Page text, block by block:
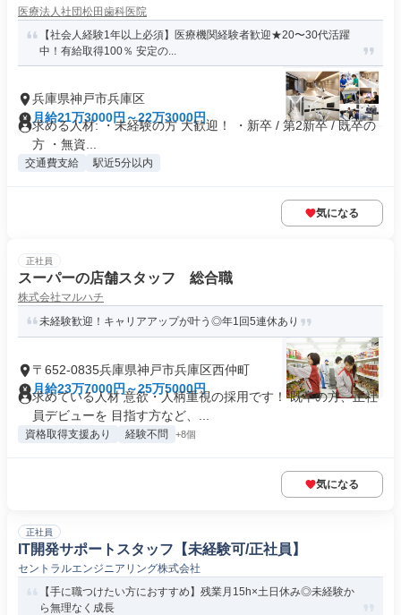
医療法人社団松田歯科医院
【社会人経験1年以上必須】医療機関経験者歓迎★20〜30代活躍
中！有給取得100％ 安定の...
兵庫県神戸市兵庫区
月給21万3000円～22万3000円
求める人材: ・未経験の方 大歓迎！ ・新卒 / 第2新卒 / 既卒の
方 ・無資...
交通費支給 駅近5分以内
気になる
正社員
スーパーの店舗スタッフ 総合職
株式会社マルハチ
未経験歓迎！キャリアアップが叶う◎年1回5連休あり
〒652-0835兵庫県神戸市兵庫区西仲町
月給23万7000円～25万5000円
求めている人材 意欲・人柄重視の採用です！ 既卒の方、正社
員デビューを 目指す方など、...
資格取得支援あり 経験不問 +8個
気になる
正社員
IT開発サポートスタッフ【未経験可/正社員】
セントラルエンジニアリング株式会社
【手に職つけたい方におすすめ】残業月15h×土日休み◎未経験か
ら無理なく成長